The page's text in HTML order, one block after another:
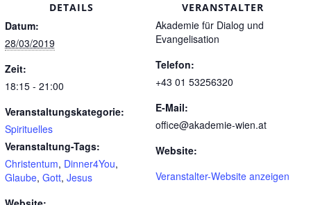
DETAILS
Datum:
28/03/2019
Zeit:
18:15 - 21:00
Veranstaltungskategorie:
Spirituelles
Veranstaltung-Tags:
Christentum, Dinner4You,
Glaube, Gott, Jesus
VERANSTALTER
Akademie für Dialog und
Evangelisation
Telefon:
+43 01 53256320
E-Mail:
office@akademie-wien.at
Website:
Veranstalter-Website anzeigen